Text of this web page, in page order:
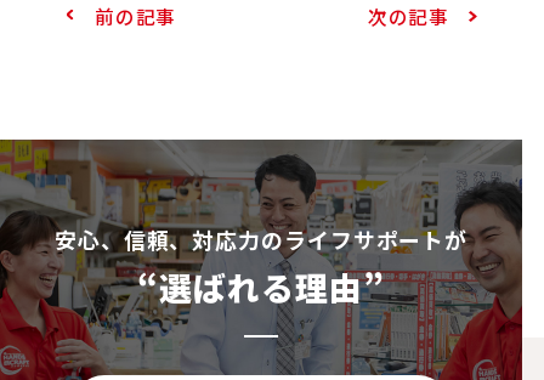
前の記事 次の記事
安⼼、信頼、対応⼒のライフサポートが
“選ばれる理由”